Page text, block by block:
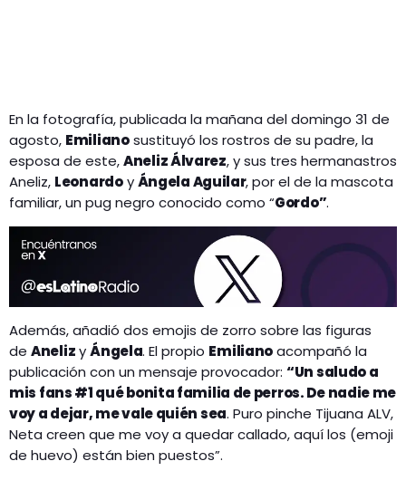
En la fotografía, publicada la mañana del domingo 31 de
agosto, Emilianosustituyó los rostros de su padre, la
esposa de este,Aneliz Álvarez, y sus tres hermanastros
Aneliz, LeonardoyÁngela Aguilar, por el de la mascota
familiar, un pug negro conocido como “Gordo”.
Además, añadió dos emojis de zorro sobre las figuras
de AnelizyÁngela. El propio Emilianoacompañó la
publicación con un mensaje provocador: “Un saludo a
mis fans #1 qué bonita familia de perros. De nadie me
voy a dejar, me vale quién sea. Puro pinche Tijuana ALV,
Neta creen que me voy a quedar callado, aquí los (emoji
de huevo) están bien puestos”.